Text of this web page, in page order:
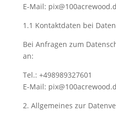
E-Mail:
1.1 Kontaktdaten bei
Bei Anfragen zum
an:
Tel.: +498989327601
E-Mail:
2. Allgemeines zur